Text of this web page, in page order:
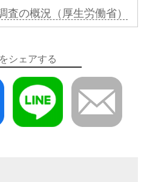
の概況（厚生労働省）
シェアする